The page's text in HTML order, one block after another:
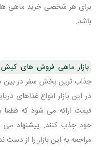
برای هر شخصی خرید ماهی
باشد.
بازار ماهی فروش های کیش
جذاب ترین بخش سفر در بین
در این بازار انواع غذاهای
قیمت ارائه می شود که قطعا
خود جذب کنند. پیشنهاد می
مراجعه به این بازار را از دست